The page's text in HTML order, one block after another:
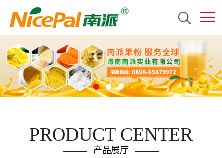
PRODUCT CENTER
产品展厅